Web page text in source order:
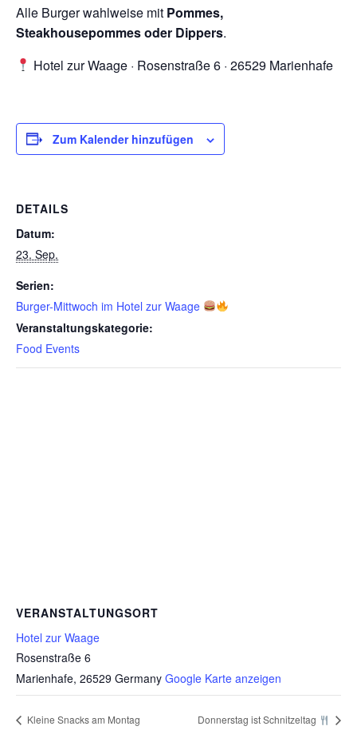
Alle Burger wahlweise mit Pommes,
Steakhousepommes oder Dippers.
Hotel zur Waage · Rosenstraße 6 · 26529 Marienhafe
Zum Kalender hinzufügen
DETAILS
Datum:
23. Sep.
Serien:
Burger-Mittwoch im Hotel zur Waage
Veranstaltungskategorie:
Food Events
VERANSTALTUNGSORT
Hotel zur Waage
Rosenstraße 6
Marienhafe, 26529 Germany Google Karte anzeigen
Kleine Snacks am Montag Donnerstag ist Schnitzeltag